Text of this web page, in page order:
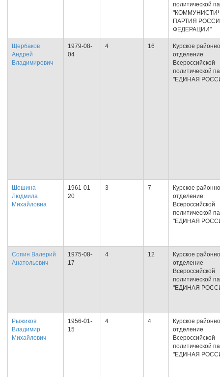
политической
ПАРТИЯ
ФЕДЕРАЦИИ"
Щербаков
Андрей
Владимирович
1979-08-
04
4 16
Курское
отделение
Всероссийской
политической
"ЕДИНАЯ
Шошина
Людмила
Михайловна
1961-01-
20
3 7
Курское
отделение
Всероссийской
политической
"ЕДИНАЯ
Сопин Валерий
Анатольевич
1975-08-
17
4 12
Курское
отделение
Всероссийской
политической
"ЕДИНАЯ
Рыжиков
Владимир
Михайлович
1956-01-
15
4 4
Курское
отделение
Всероссийской
политической
"ЕДИНАЯ